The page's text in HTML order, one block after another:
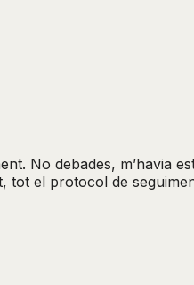
No debades, m’havia
tot el protocol de